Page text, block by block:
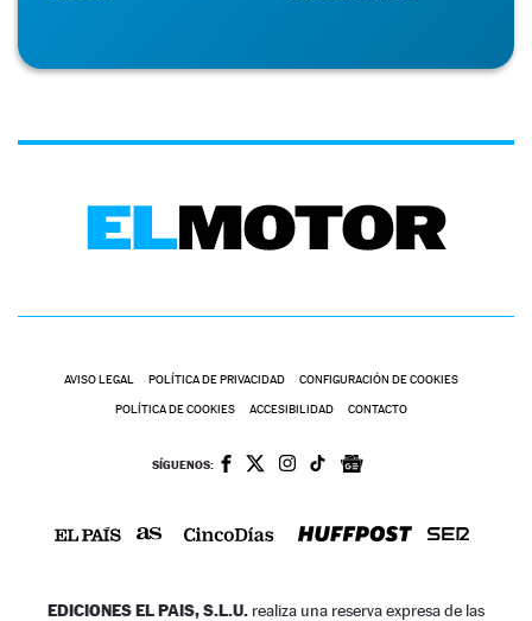
AVISO LEGAL POLÍTICA DE PRIVACIDAD CONFIGURACIÓN DE COOKIES
POLÍTICA DE COOKIES ACCESIBILIDAD CONTACTO
SÍGUENOS:
EDICIONES EL PAIS, S.L.U. realiza una reserva expresa de las